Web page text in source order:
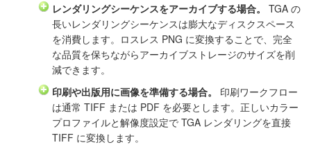
レンダリングシーケンスをアーカイブする場合。
TGA の
長いレンダリングシーケンスは膨大なディスクスペース
を消費します。ロスレス PNG に変換することで、完全
な品質を保ちながらアーカイブストレージのサイズを削
減できます。
印刷や出版用に画像を準備する場合。
印刷ワークフロー
は通常 TIFF または PDF を必要とします。正しいカラー
プロファイルと解像度設定で TGA レンダリングを直接
TIFF に変換します。